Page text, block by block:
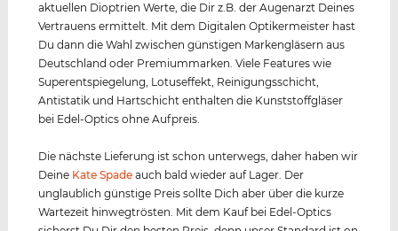
aktuellen Dioptrien Werte, die Dir z.B. der Augenarzt Deines
Vertrauens ermittelt. Mit dem Digitalen Optikermeister hast
Du dann die Wahl zwischen günstigen Markengläsern aus
Deutschland oder Premiummarken. Viele Features wie
Superentspiegelung, Lotuseffekt, Reinigungsschicht,
Antistatik und Hartschicht enthalten die Kunststoffgläser
bei Edel-Optics ohne Aufpreis.
Die nächste Lieferung ist schon unterwegs, daher haben wir
Deine Kate Spade auch bald wieder auf Lager. Der
unglaublich günstige Preis sollte Dich aber über die kurze
Wartezeit hinwegtrösten. Mit dem Kauf bei Edel-Optics